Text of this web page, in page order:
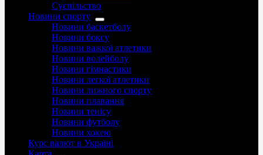
Суспільство
Новини спорту
Новини баскетболу
Новини боксу
Новини важкої атлетики
Новини волейболу
Новини гімнастики
Новини легкої атлетики
Новини лижного спорту
Новини плавання
Новини тенісу
Новини футболу
Новини хокею
Курс валют в Україні